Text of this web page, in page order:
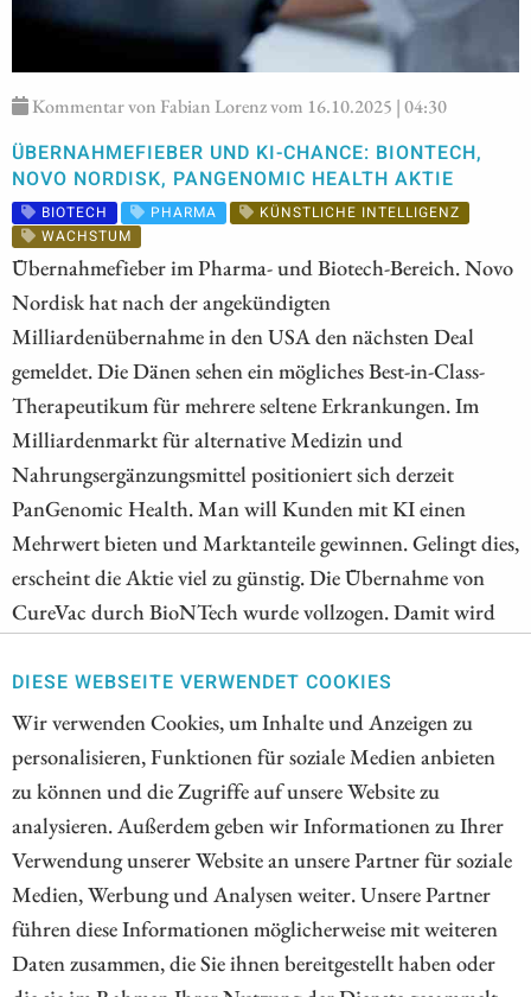
DIESE WEBSEITE VERWENDET COOKIES
Wir verwenden Cookies, um Inhalte und Anzeigen zu
personalisieren, Funktionen für soziale Medien anbieten
zu können und die Zugriffe auf unsere Website zu
analysieren. Außerdem geben wir Informationen zu Ihrer
Verwendung unserer Website an unsere Partner für soziale
Medien, Werbung und Analysen weiter. Unsere Partner
führen diese Informationen möglicherweise mit weiteren
Daten zusammen, die Sie ihnen bereitgestellt haben oder
Kommentar von Fabian Lorenz vom 16.10.2025 | 04:30
ÜBERNAHMEFIEBER UND KI-CHANCE: BIONTECH,
NOVO NORDISK, PANGENOMIC HEALTH AKTIE
BIOTECH PHARMA
KÜNSTLICHE INTELLIGENZ
WACHSTUM
Übernahmefieber im Pharma- und Biotech-Bereich. Novo
Nordisk hat nach der angekündigten
Milliardenübernahme in den USA den nächsten Deal
gemeldet. Die Dänen sehen ein mögliches Best-in-Class-
Therapeutikum für mehrere seltene Erkrankungen. Im
Milliardenmarkt für alternative Medizin und
Nahrungsergänzungsmittel positioniert sich derzeit
PanGenomic Health. Man will Kunden mit KI einen
Mehrwert bieten und Marktanteile gewinnen. Gelingt dies,
erscheint die Aktie viel zu günstig. Die Übernahme von
CureVac durch BioNTech wurde vollzogen. Damit wird
sich unter anderem Patente und beendet elegant
Rechtsstreitigkeiten.
ZUM KOMMENTAR
15 27 28 29 30 31 32 33